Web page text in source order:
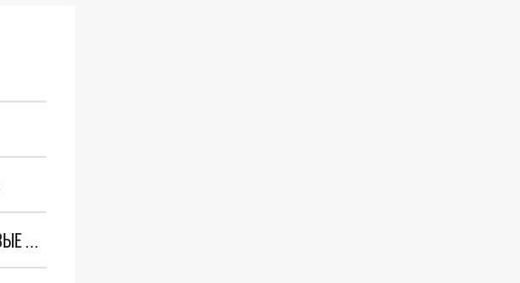
"ОЧЕНЬ ПЛОХИЕ НОВОСТИ": БОЛЬШАЯ ОШИБКА PALANTIR В РОССИИ. СТРАНЫ НАТО ВПЕРВЫЕ ЗА СВО ОСТАНОВИЛИ ПОСТАВКИ ОРУЖИЯ. ВСУ ТЕРЯЮТ ПРИГРАНИЧЬЕ?